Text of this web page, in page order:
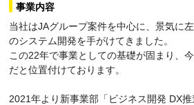
事業内容
当社はJAグループ案件を中心に、景気に
のシステム開発を手がけてきました。
この22年で事業としての基礎が固まり、
だと位置付けております。
2021年より新事業部「ビジネス開発 DX推